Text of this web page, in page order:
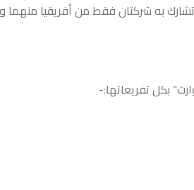
العالم ، و تشارك به شركتان فقط من
بكل تفريعاتها:-